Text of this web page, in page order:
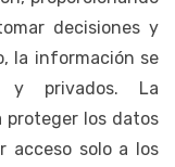
decisiones y
la información se
y privados. La
proteger los datos
acceso solo a los